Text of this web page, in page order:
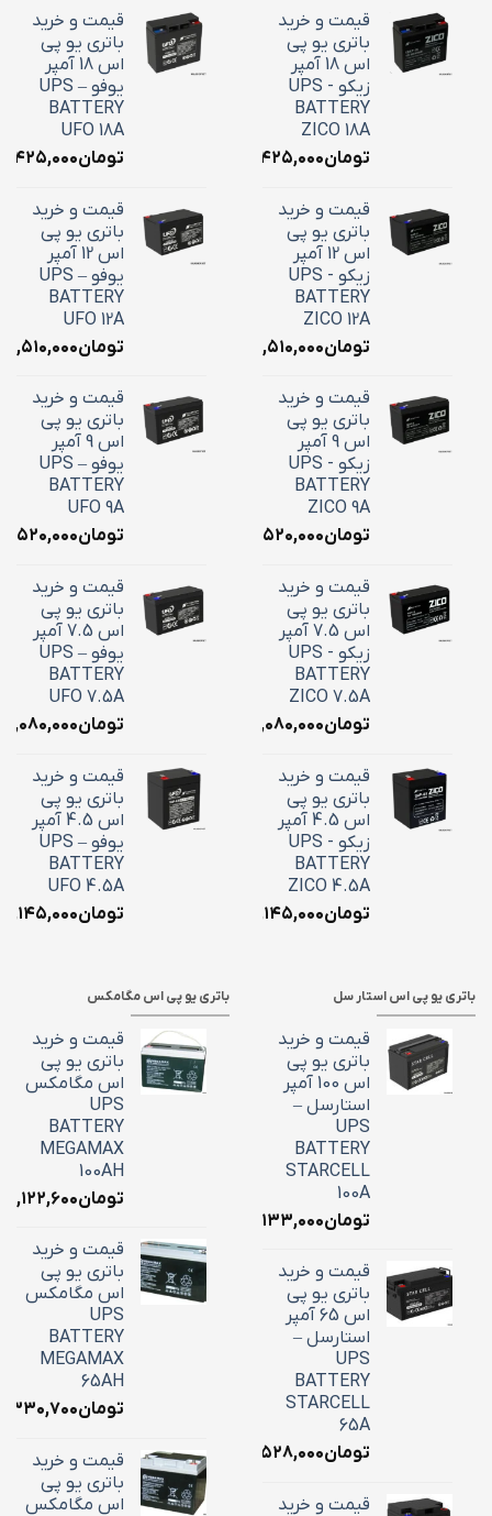
قیمت و خرید
باتری یو پی
اس 18 آمپر
زیکو - UPS
BATTERY
ZICO 18A
تومان۷,۴۲۵,۰۰۰
قیمت و خرید
باتری یو پی
اس 12 آمپر
زیکو - UPS
BATTERY
ZICO 12A
تومان۴,۵۱۰,۰۰۰
قیمت و خرید
باتری یو پی
اس 9 آمپر
زیکو - UPS
BATTERY
ZICO 9A
تومان۳,۵۲۰,۰۰۰
قیمت و خرید
باتری یو پی
اس 7.5 آمپر
زیکو - UPS
BATTERY
ZICO 7.5A
تومان۳,۰۸۰,۰۰۰
قیمت و خرید
باتری یو پی
اس 4.5 آمپر
زیکو - UPS
BATTERY
ZICO 4.5A
تومان۲,۱۴۵,۰۰۰
قیمت و خرید
باتری یو پی
اس 18 آمپر
یوفو – UPS
BATTERY
UFO 18A
تومان
قیمت و خرید
باتری یو پی
اس 12 آمپر
یوفو – UPS
BATTERY
UFO 12A
تومان۴,۵۱۰,۰۰۰
قیمت و خرید
باتری یو پی
اس 9 آمپر
یوفو – UPS
BATTERY
UFO 9A
تومان۳,۵۲۰,۰۰۰
قیمت و خرید
باتری یو پی
اس 7.5 آمپر
یوفو – UPS
BATTERY
UFO 7.5A
تومان۳,۰۸۰,۰۰۰
قیمت و خرید
باتری یو پی
اس 4.5 آمپر
یوفو – UPS
BATTERY
UFO 4.5A
تومان۲,۱۴۵,۰۰۰
باتری یو پی اس استار سل
قیمت و خرید
باتری یو پی
اس 100 آمپر
استارسل –
UPS
BATTERY
STARCELL
100A
تومان۳۴,۱۳۳,۰۰۰
قیمت و خرید
باتری یو پی
اس 65 آمپر
استارسل –
UPS
BATTERY
STARCELL
65A
تومان۲۲,۵۲۸,۰۰۰
قیمت و خرید
باتری یو پی اس مگامکس
قیمت و خرید
باتری یو پی
اس مگامکس
UPS
BATTERY
MEGAMAX
100AH
تومان
قیمت و خرید
باتری یو پی
اس مگامکس
UPS
BATTERY
MEGAMAX
65AH
تومان
قیمت و خرید
باتری یو پی
اس مگامکس